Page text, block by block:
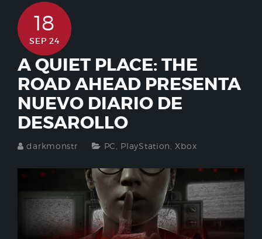
18
SEP 24
A QUIET PLACE: THE
ROAD AHEAD PRESENTA
NUEVO DIARIO DE
DESAROLLO
darkmonstr PC PlayStation Xbox